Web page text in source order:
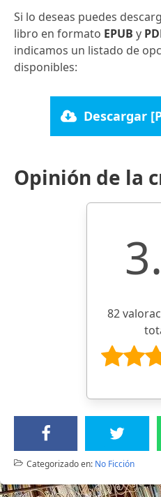
Si lo deseas puedes
libro en formato EPUB y
indicamos un listado de
disponibles:
Descargar
Opinión de la
82
Categorizado en: No Ficción